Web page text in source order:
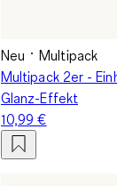
Neu
Multipack
Multipack 2er -
Glanz-Effekt
10,99 €